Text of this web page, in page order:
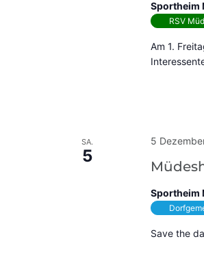
Sportheim
RSV
Am 1.
SA.
5
5
Sportheim
Save the